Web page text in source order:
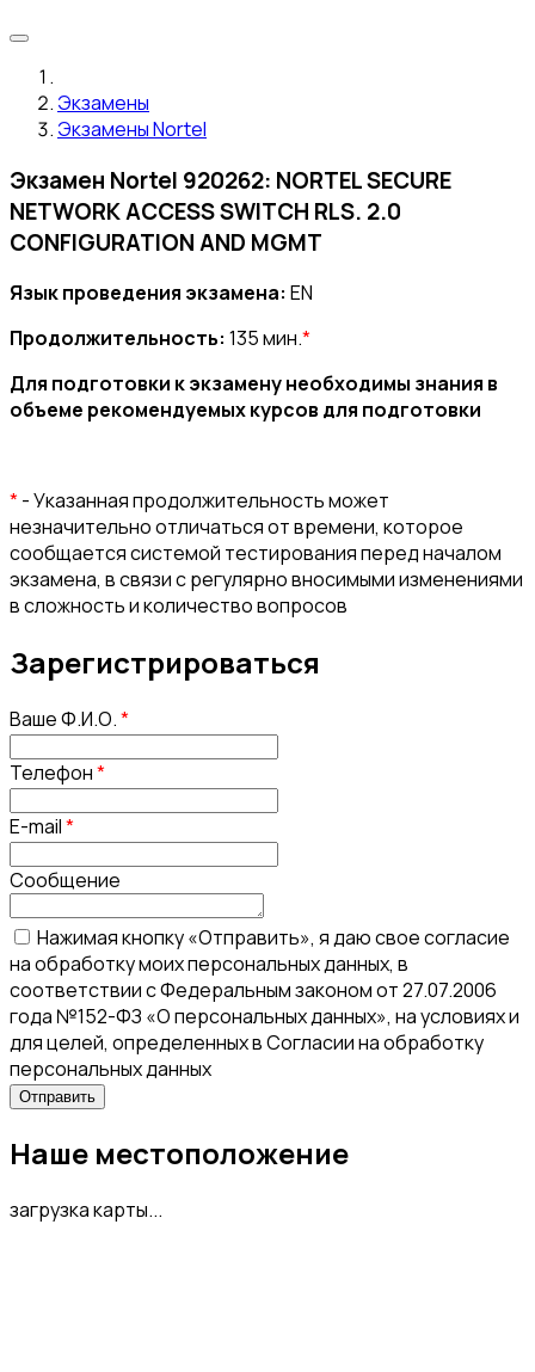
Экзамены
Экзамены Nortel
Экзамен Nortel 920262: NORTEL SECURE
NETWORK ACCESS SWITCH RLS. 2.0
CONFIGURATION AND MGMT
Язык проведения экзамена: EN
Продолжительность: 135 мин.*
Для подготовки к экзамену необходимы знания в
объеме рекомендуемых курсов для подготовки
*- Указанная продолжительность может
незначительно отличаться от времени, которое
сообщается системой тестирования перед началом
экзамена, в связи с регулярно вносимыми изменениями
в сложность и количество вопросов
Зарегистрироваться
Ваше Ф.И.О.*
Телефон*
E-mail*
Сообщение
Нажимая кнопку «Отправить», я даю свое согласие
на обработку моих персональных данных, в
соответствии с Федеральным законом от 27.07.2006
года №152-ФЗ «О персональных данных», на условиях и
для целей, определенных в Согласии на обработку
персональных данных
Наше местоположение
загрузка карты...